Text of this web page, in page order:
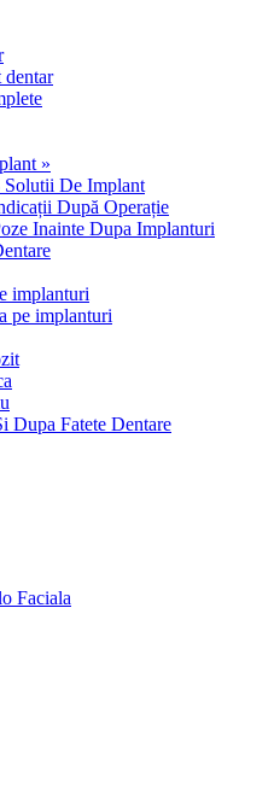
dentar
»
Solutii De Implant
După Operație
Inainte Dupa Implanturi
implanturi
pe implanturi
Dupa Fatete Dentare
Faciala